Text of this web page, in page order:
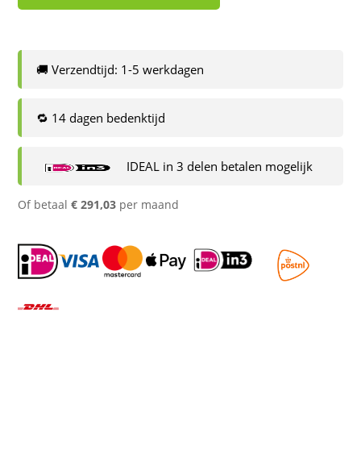
🚚 Verzendtijd: 1-5 werkdagen
🔁 14 dagen bedenktijd
IDEAL in 3 delen betalen mogelijk
Of betaal€ 291,03 per maand